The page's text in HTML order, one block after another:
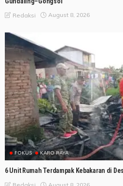
Redaksi August 8, 2026
FOKUS KARO RAYA
6 Unit Rumah Terdampak Kebakaran di